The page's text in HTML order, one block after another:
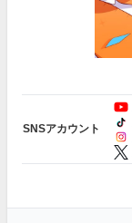
SNSアカウント